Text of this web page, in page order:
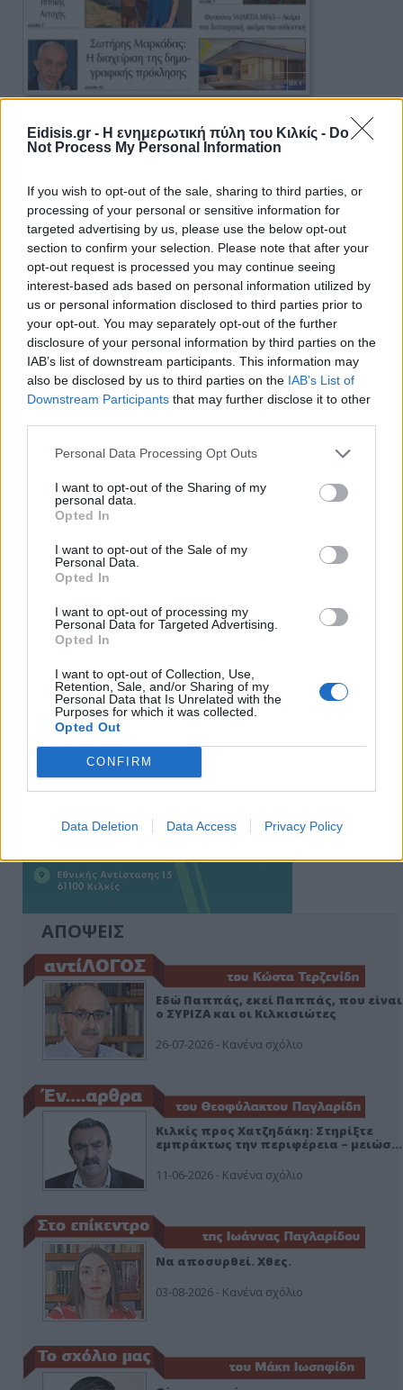
Eidisis.gr - Η ενημερωτική πύλη του Κιλκίς - Do
Not Process My Personal Information
If you wish to opt-out of the sale, sharing to third parties, or
processing of your personal or sensitive information for
targeted advertising by us, please use the below opt-out
section to confirm your selection. Please note that after your
opt-out request is processed you may continue seeing
interest-based ads based on personal information utilized by
us or personal information disclosed to third parties prior to
your opt-out. You may separately opt-out of the further
disclosure of your personal information by third parties on the
IAB’s list of downstream participants. This information may
also be disclosed by us to third parties on the IAB’s List of
Downstream Participants that may further disclose it to other
Personal Data Processing Opt Outs
I want to opt-out of the Sharing of my
personal data.
Opted In
I want to opt-out of the Sale of my
Personal Data.
Opted In
I want to opt-out of processing my
Personal Data for Targeted Advertising.
Opted In
I want to opt-out of Collection, Use,
Retention, Sale, and/or Sharing of my
Personal Data that Is Unrelated with the
Purposes for which it was collected.
Opted Out
CONFIRM
Data Deletion Data Access Privacy Policy
Ειδήσεις
Ειδήσεις 5-8-2026
ΑΠΟΨΕΙΣ
Εδώ Παππάς, εκεί Παππάς, που είναι
ο ΣΥΡΙΖΑ και οι Κιλκισιώτες
26-07-2026 - Κανένα σχόλιο
Κιλκίς προς Χατζηδάκη: Στηρίξτε
εμπράκτως την περιφέρεια – μειώσ…
11-06-2026 - Κανένα σχόλιο
Να αποσυρθεί. Χθες.
03-08-2026 - Κανένα σχόλιο